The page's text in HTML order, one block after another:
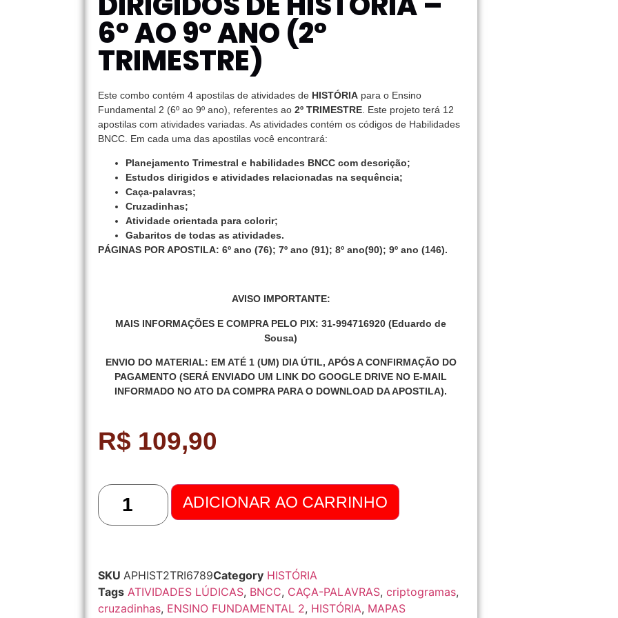
6º AO 9º ANO (2º
TRIMESTRE)
Este combo contém 4 apostilas de atividades de HISTÓRIA para o Ensino
Fundamental 2 (6º ao 9º ano), referentes ao 2º TRIMESTRE . Este projeto terá 12
apostilas com atividades variadas. As atividades contém os códigos de Habilidades
BNCC. Em cada uma das apostilas você encontrará:
Planejamento Trimestral e habilidades BNCC com descrição;
Estudos dirigidos e atividades relacionadas na sequência;
Caça-palavras;
Cruzadinhas;
Atividade orientada para colorir;
Gabaritos de todas as atividades.
PÁGINAS POR APOSTILA: 6º ano (76); 7º ano (91); 8º ano(90); 9º ano (146).
AVISO IMPORTANTE:
MAIS INFORMAÇÕES E COMPRA PELO PIX: 31-994716920 (Eduardo de
Sousa)
ENVIO DO MATERIAL: EM ATÉ 1 (UM) DIA ÚTIL, APÓS A CONFIRMAÇÃO DO
PAGAMENTO (SERÁ ENVIADO UM LINK DO GOOGLE DRIVE NO E-MAIL
INFORMADO NO ATO DA COMPRA PARA O DOWNLOAD DA APOSTILA).
R$ 109,90
ADICIONAR AO CARRINHO
SKU APHIST2TRI6789Category HISTÓRIA
Tags ATIVIDADES LÚDICAS, BNCC, CAÇA-PALAVRAS, criptogramas,
cruzadinhas, ENSINO FUNDAMENTAL 2, HISTÓRIA, MAPAS